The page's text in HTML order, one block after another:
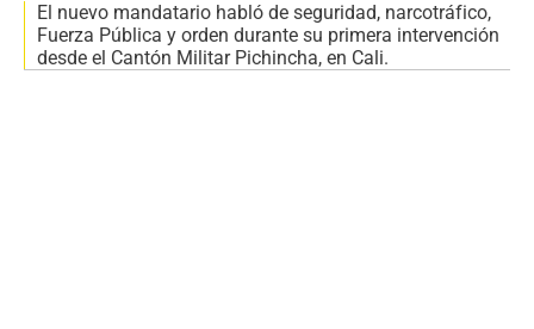
El nuevo mandatario habló de seguridad, narcotráfico,
Fuerza Pública y orden durante su primera intervención
desde el Cantón Militar Pichincha, en Cali.